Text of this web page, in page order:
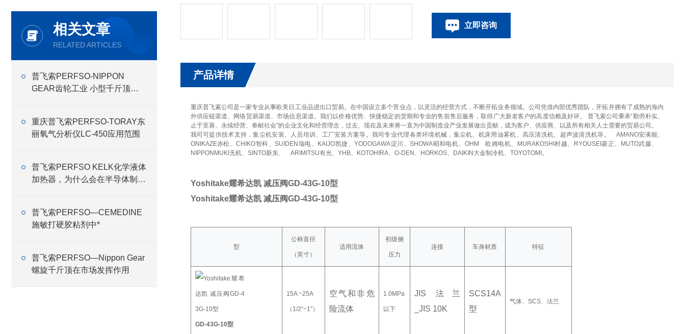
相关文章
RELATED ARTICLES
普飞索PERFSO-NIPPON
GEAR齿轮工业 小型千斤顶
重庆普飞索PERFSO-TORAY东
丽氧气分析仪LC-450应用范围
普飞索PERFSO KELK化学液体
加热器，为什么会在半导体制造
普飞索PERFSO—CEMEDINE
施敏打硬胶粘剂中*
普飞索PERFSO—Nippon Gear
螺旋千斤顶在市场发挥作用
立即咨询
产品详情
重庆普飞索公司是一家专业从事欧美日工业品进出口贸易。在中国设立多个营业点，以灵活的经营方式，不断开拓业务领域。公司凭借内部优秀团队，开拓并拥有了成熟的海内
外供应链渠道、网络贸易渠道、市场信息渠道。我们以价格优势、快捷稳定的货期和专业的售前售后服务，取得广大新老客户的高度信赖及好评。 普飞索公司秉承“勤劳朴实、
止于至善、永续经营、奉献社会"的企业文化和经营理念，过去、现在及未来将一直为中国制造业产业发展做出贡献，成为客户、供应商、以及所有相关人士需要的贸易公司。
我司可提供技术支持，集尘机安装、人员培训、工厂安装方案等。我司专业代理各类环境机械，集尘机、机床用油雾机、高压清洗机、超声波清洗机等。
AMANO安满能、
ONIKAZE赤松、CHIKO智科、SUIDEN瑞电、KAIJO凯捷、YODOGAWA淀川、SHOWA昭和电机、OHM
欧姆电机、MURAKOSHI村越、RYOUSEI菱正、MUTO武藤、
NIPPONMUKI无机、SINTO新东、
ARIMITSU有光、YHB、KOTOHIRA、O-DEN、HORKOS、DAIKIN大金制冷机、TOYOTOMI。
Yoshitake耀希达凯 减压阀GD-43G-10型
Yoshitake耀希达凯 减压阀GD-43G-10型
型
公称直径
（英寸）
适用流体
初级侧
压力
连接 车身材质 特征
GD-43G-10型
15A ~25A
（1/2“~1"）
空气和非危
险流体
1.0MPa
以下
JIS 法兰
_JIS 10K
SCS14A
型
气体、SCS、法兰